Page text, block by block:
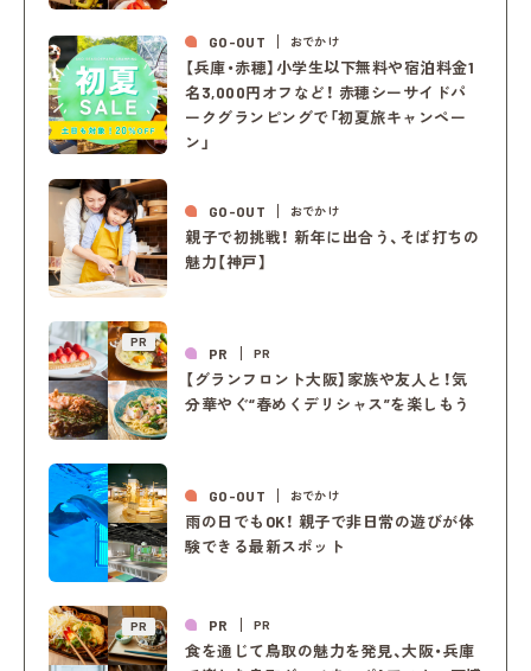
GO-OUT おでかけ
【兵庫・赤穂】小学生以下無料や宿泊料金1
名3,000円オフなど！ 赤穂シーサイドパ
ークグランピングで「初夏旅キャンペー
ン」
GO-OUT おでかけ
親子で初挑戦！ 新年に出合う、そば打ちの
魅力【神戸】
PR
PR PR
【グランフロント大阪】家族や友人と！気
分華やぐ“春めくデリシャス”を楽しもう
GO-OUT おでかけ
雨の日でもOK！ 親子で非日常の遊びが体
験できる最新スポット
PR PR PR
食を通じて鳥取の魅力を発見、大阪・兵庫